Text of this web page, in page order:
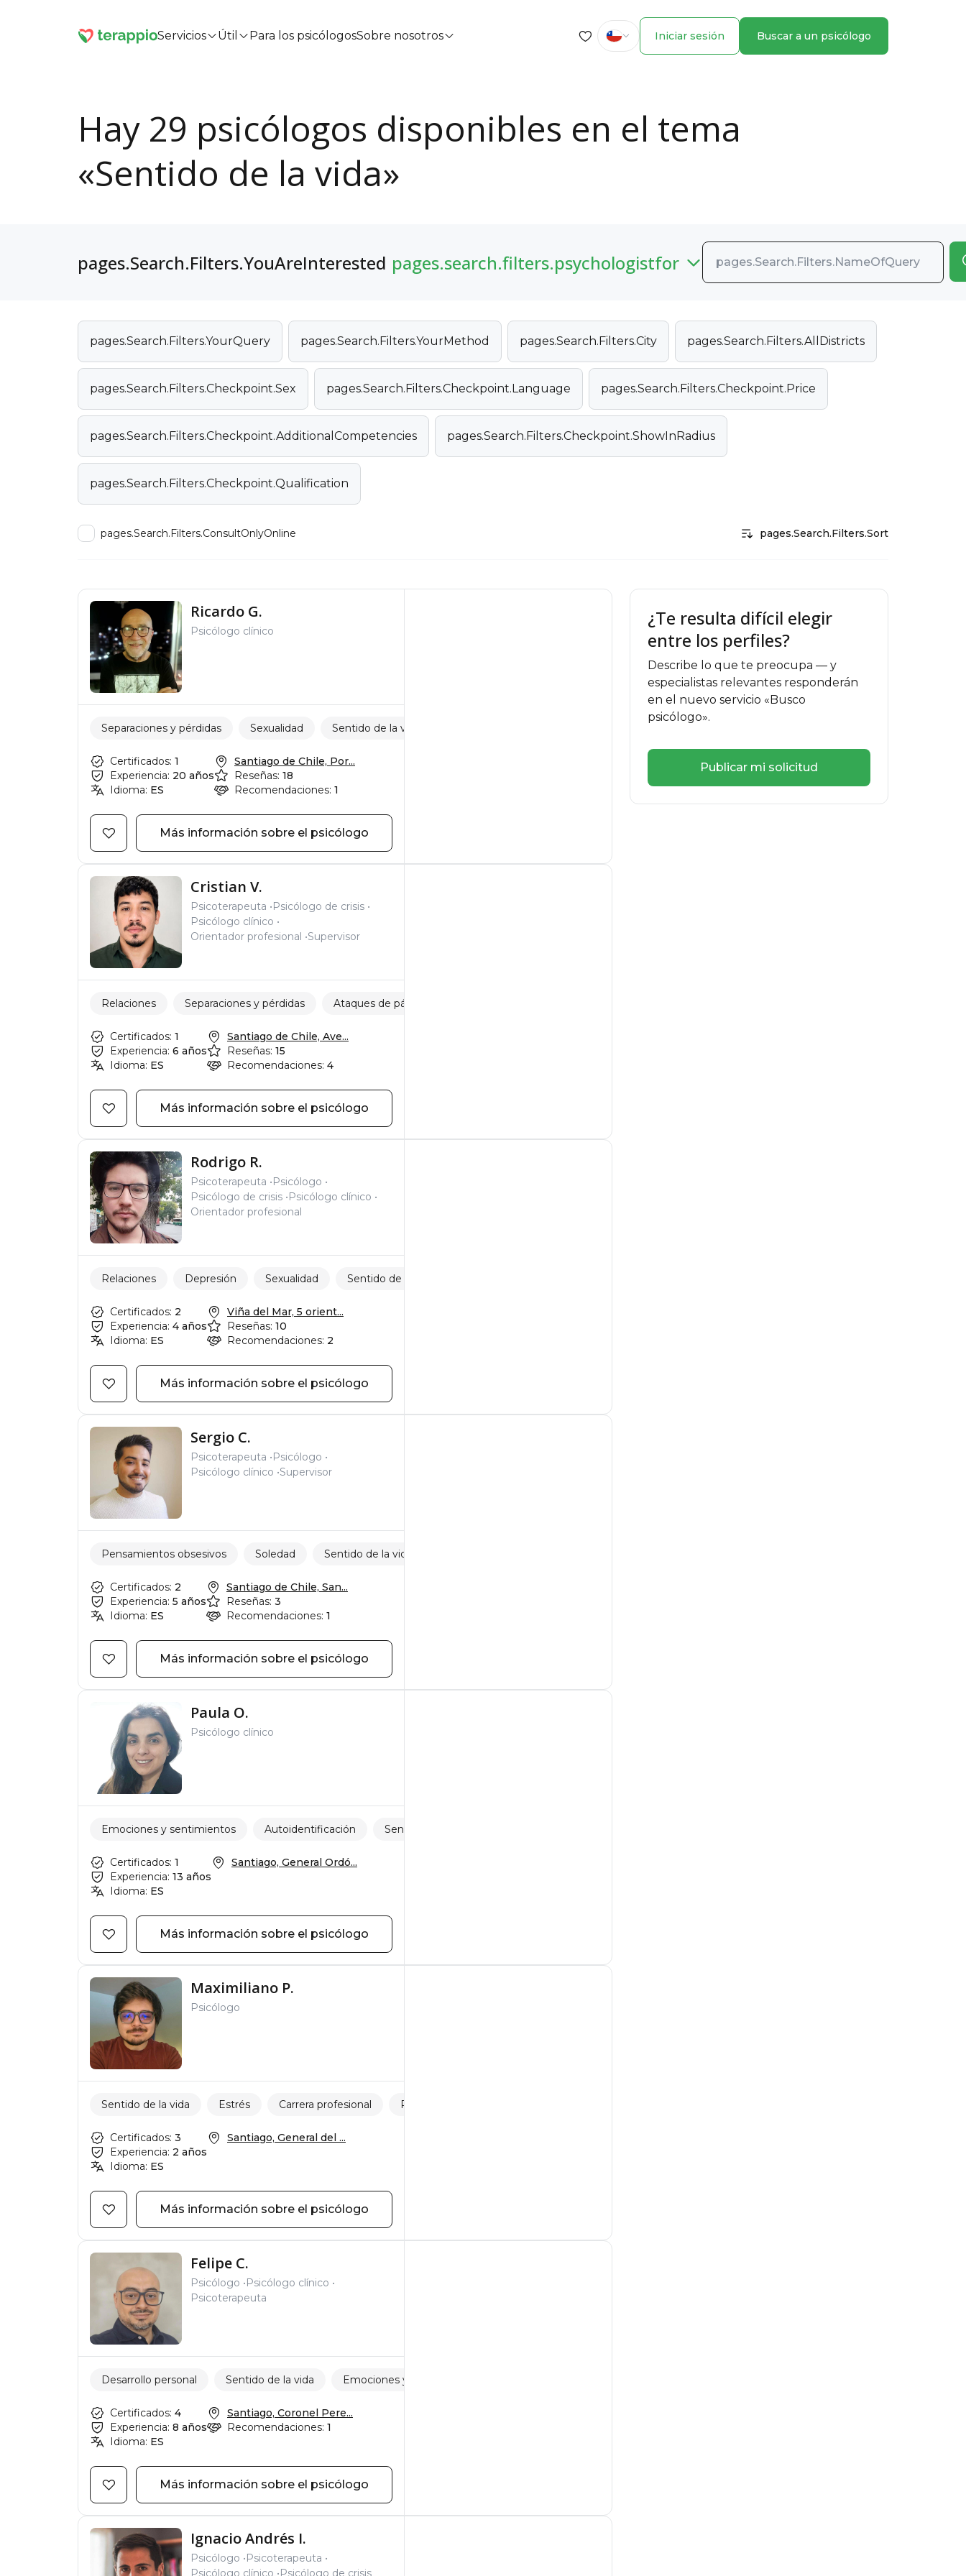
Servicios Útil Para los psicólogosSobre nosotros Iniciar sesión Buscar a un psicólogo
Hay 29 psicólogos disponibles en el tema
«Sentido de la vida»
pages.Search.Filters.YouAreInterested pages.search.filters.psychologistfor
pages.Search.Filters.YourQuery pages.Search.Filters.YourMethod pages.Search.Filters.City pages.Search.Filters.AllDistricts
pages.Search.Filters.Checkpoint.Sex pages.Search.Filters.Checkpoint.Language pages.Search.Filters.Checkpoint.Price
pages.Search.Filters.Checkpoint.AdditionalCompetencies pages.Search.Filters.Checkpoint.ShowInRadius
pages.Search.Filters.Checkpoint.Qualification
pages.Search.Filters.ConsultOnlyOnline pages.Search.Filters.Sort
Ricardo G.
Psicólogo clínico
Separaciones y pérdidas Sexualidad Sentido de la vida
Certificados: 1
Experiencia: 20 años
Idioma: ES
Santiago de Chile, Por...
Reseñas: 18
Recomendaciones: 1
Más información sobre el psicólogo
Cristian V.
Psicoterapeuta
Psicólogo de crisis
Psicólogo clínico
Orientador profesional Supervisor
Relaciones Separaciones y pérdidas Ataques de pánico
Certificados: 1
Experiencia: 6 años
Idioma: ES
Santiago de Chile, Ave...
Reseñas: 15
Recomendaciones: 4
Más información sobre el psicólogo
Rodrigo R.
Psicoterapeuta
Psicólogo
Psicólogo de crisis Psicólogo clínico
Orientador profesional
Relaciones Depresión Sexualidad Sentido de la vida
Certificados: 2
Experiencia: 4 años
Idioma: ES
Viña del Mar, 5 orient...
Reseñas: 10
Recomendaciones: 2
Más información sobre el psicólogo
Sergio C.
Psicoterapeuta
Psicólogo
Psicólogo clínico Supervisor
Pensamientos obsesivos Soledad Sentido de la vida
Certificados: 2
Experiencia: 5 años
Idioma: ES
Santiago de Chile, San...
Reseñas: 3
Recomendaciones: 1
Más información sobre el psicólogo
Paula O.
Psicólogo clínico
Emociones y sentimientos Autoidentificación Sentido de la vida
Certificados: 1
Experiencia: 13 años
Idioma: ES
Santiago, General Ordó...
Más información sobre el psicólogo
Maximiliano P.
Psicólogo
Sentido de la vida Estrés Carrera profesional Pensamientos obsesivos
Certificados: 3
Experiencia: 2 años
Idioma: ES
Santiago, General del ...
Más información sobre el psicólogo
Felipe C.
Psicólogo
Psicólogo clínico
Psicoterapeuta
Desarrollo personal Sentido de la vida Emociones y sentimientos
Certificados: 4
Experiencia: 8 años
Idioma: ES
Santiago, Coronel Pere...
Recomendaciones: 1
Más información sobre el psicólogo
Ignacio Andrés I.
Psicólogo
Psicoterapeuta
Psicólogo clínico
Psicólogo de crisis
¿Te resulta difícil elegir
entre los perfiles?
Describe lo que te preocupa — y
especialistas relevantes responderán
en el nuevo servicio «Busco
psicólogo».
Publicar mi solicitud